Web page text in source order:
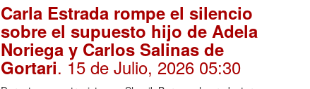
Carla Estrada rompe el silencio
sobre el supuesto hijo de Adela
Noriega y Carlos Salinas de
Gortari. 15 de Julio, 2026 05:30